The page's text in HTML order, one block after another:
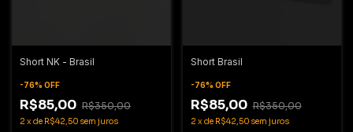
Short NK - Brasil
-76% OFF
R$85,00 R$350,00
2 xde R$42,50 sem juros
Short Brasil
-76% OFF
R$85,00 R$350,00
2 xde R$42,50 sem juros